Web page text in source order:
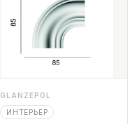
GLANZEPOL
ИНТЕРЬЕР